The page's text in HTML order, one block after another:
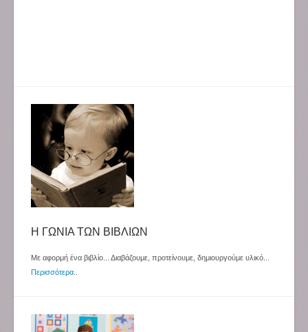
Η ΓΩΝΙΑ ΤΩΝ ΒΙΒΛΙΩΝ
Με αφορμή ένα βιβλίο... Διαβάζουμε, προτείνουμε, δημιουργούμε υλικό...
Περισσότερα